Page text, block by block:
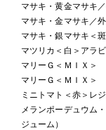
マサキ・黄金マサキ
マサキ・金マサキ／
マサキ・銀マサキ＜
マツリカ＜白＞アラ
マリーＧ＜ＭＩＸ＞
マリーＧ＜ＭＩＸ＞
ミニトマト＜赤＞
メランポーデュウム
ジューム）